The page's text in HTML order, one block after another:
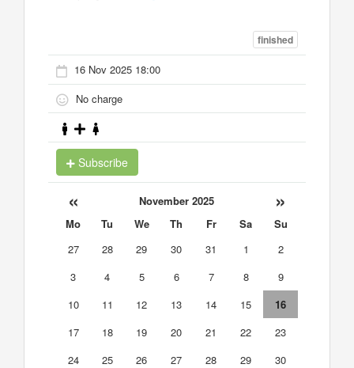
finished
16 Nov 2025 18:00
No charge
Subscribe
« November 2025 »
Mo Tu We Th Fr Sa
Su
27
28 29 30 31 1
2
3
4 5 6 7 8
9
10
11 12 13 14 15
16
17
18 19 20 21 22
23
24
25 26 27 28 29
30